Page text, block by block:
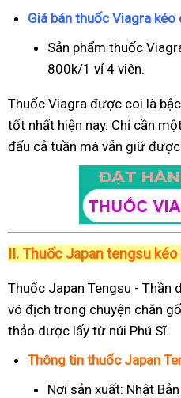
Giá bán thuốc Viagra kéo
Sản phẩm thuốc
800k/1 vỉ 4 viên.
Thuốc Viagra được coi là
tốt nhất hiện nay. Chỉ cần
đấu cả tuần mà vẫn giữ
II. Thuốc Japan tengsu kéo
Thuốc Japan Tengsu - Thần
vô địch trong chuyện chăn
thảo dược lấy từ núi Phú Sĩ.
Thông tin thuốc Japan
Nơi sản xuất: Nhật Bản